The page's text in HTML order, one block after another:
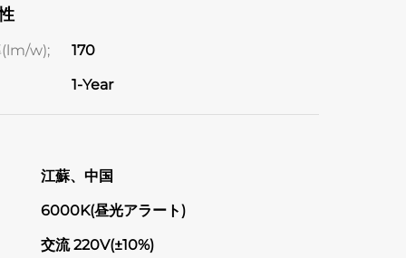
(lm/w);
170
1-Year
江蘇、中国
6000K(昼光アラート)
交流 220V(±10%)